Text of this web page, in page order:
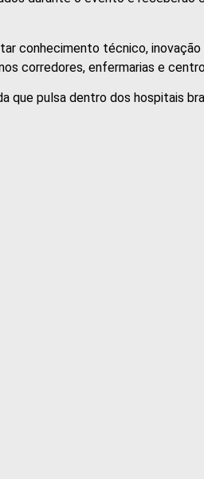
conhecimento técnico,
corredores, enfermarias e
que pulsa dentro dos hospitais